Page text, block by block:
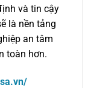
và tin cậy
là nền tảng
an tâm
toàn hơn.